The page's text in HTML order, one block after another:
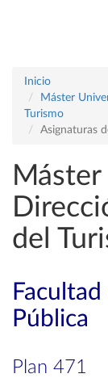
Inicio
Máster
Turismo
Asignaturas
del
Pública
Plan 471